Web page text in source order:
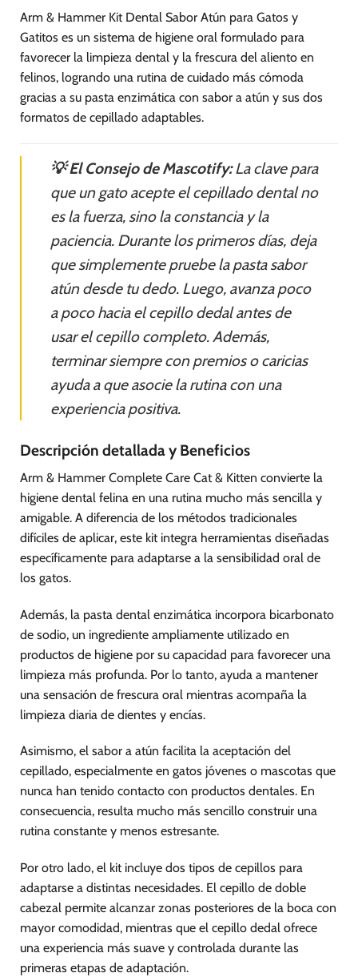
Arm & Hammer Kit Dental Sabor Atún para Gatos y
Gatitos es un sistema de higiene oral formulado para
favorecer la limpieza dental y la frescura del aliento en
felinos, logrando una rutina de cuidado más cómoda
gracias a su pasta enzimática con sabor a atún y sus dos
formatos de cepillado adaptables.
💡 El Consejo de Mascotify:La clave para
que un gato acepte el cepillado dental no
es la fuerza, sino la constancia y la
paciencia. Durante los primeros días, deja
que simplemente pruebe la pasta sabor
atún desde tu dedo. Luego, avanza poco
a poco hacia el cepillo dedal antes de
usar el cepillo completo. Además,
terminar siempre con premios o caricias
ayuda a que asocie la rutina con una
experiencia positiva.
Descripción detallada y Beneficios
Arm & Hammer Complete Care Cat & Kitten convierte la
higiene dental felina en una rutina mucho más sencilla y
amigable. A diferencia de los métodos tradicionales
difíciles de aplicar, este kit integra herramientas diseñadas
específicamente para adaptarse a la sensibilidad oral de
los gatos.
Además, la pasta dental enzimática incorpora bicarbonato
de sodio, un ingrediente ampliamente utilizado en
productos de higiene por su capacidad para favorecer una
limpieza más profunda. Por lo tanto, ayuda a mantener
una sensación de frescura oral mientras acompaña la
limpieza diaria de dientes y encías.
Asimismo, el sabor a atún facilita la aceptación del
cepillado, especialmente en gatos jóvenes o mascotas que
nunca han tenido contacto con productos dentales. En
consecuencia, resulta mucho más sencillo construir una
rutina constante y menos estresante.
Por otro lado, el kit incluye dos tipos de cepillos para
adaptarse a distintas necesidades. El cepillo de doble
cabezal permite alcanzar zonas posteriores de la boca con
mayor comodidad, mientras que el cepillo dedal ofrece
una experiencia más suave y controlada durante las
primeras etapas de adaptación.